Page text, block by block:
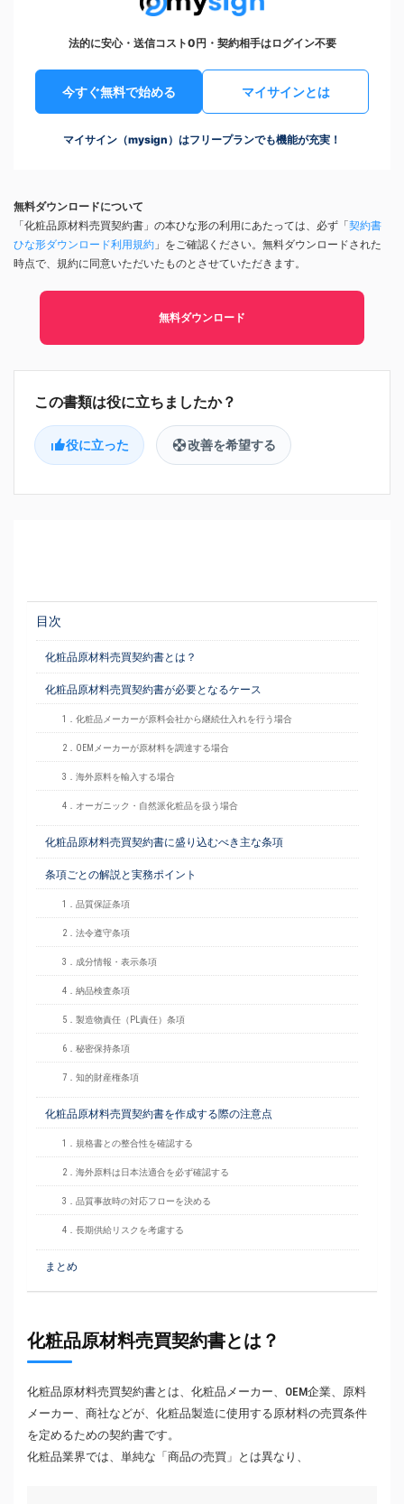
法的に安心・送信コスト0円・契約相手はログイン不要
今すぐ無料で始める マイサインとは
マイサイン（mysign）はフリープランでも機能が充実！
無料ダウンロードについて
「化粧品原材料売買契約書」の本ひな形の利用にあたっては、必ず「契約書
ひな形ダウンロード利用規約 」をご確認ください。無料ダウンロードされた
時点で、規約に同意いただいたものとさせていただきます。
無料ダウンロード
役に立った 改善を希望する
目次
化粧品原材料売買契約書とは？
化粧品原材料売買契約書が必要となるケース
1．化粧品メーカーが原料会社から継続仕入れを行う場合
2．OEMメーカーが原材料を調達する場合
3．海外原料を輸入する場合
4．オーガニック・自然派化粧品を扱う場合
化粧品原材料売買契約書に盛り込むべき主な条項
条項ごとの解説と実務ポイント
1．品質保証条項
2．法令遵守条項
3．成分情報・表示条項
4．納品検査条項
5．製造物責任（PL責任）条項
6．秘密保持条項
7．知的財産権条項
化粧品原材料売買契約書を作成する際の注意点
1．規格書との整合性を確認する
2．海外原料は日本法適合を必ず確認する
3．品質事故時の対応フローを決める
4．長期供給リスクを考慮する
まとめ
化粧品原材料売買契約書とは？
化粧品原材料売買契約書とは、化粧品メーカー、OEM企業、原料
メーカー、商社などが、化粧品製造に使用する原材料の売買条件
を定めるための契約書です。
化粧品業界では、単純な「商品の売買」とは異なり、